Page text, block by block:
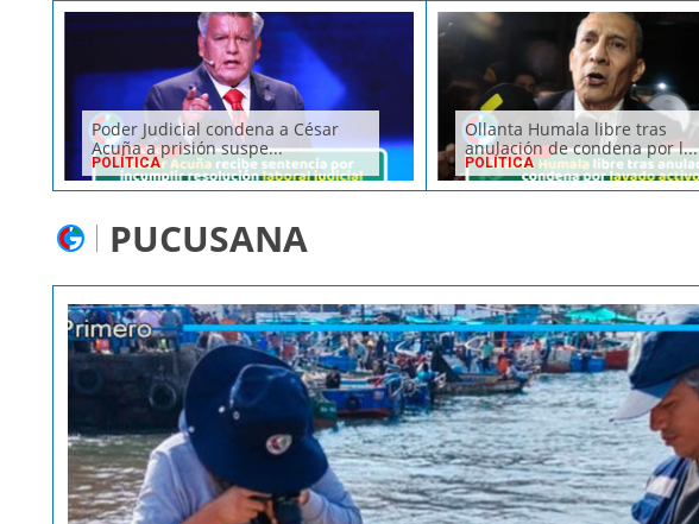
Poder Judicial condena a César
Acuña a prisión suspe...
POLÍTICA
Ollanta Humala libre tras
anulación de condena por l...
POLÍTICA
PUCUSANA